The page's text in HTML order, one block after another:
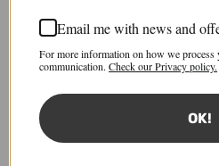
3.1 PHILLIP LIM 3.1
Email me with news and
For more information on how we process
communication.Check our Privacy policy.
OK!